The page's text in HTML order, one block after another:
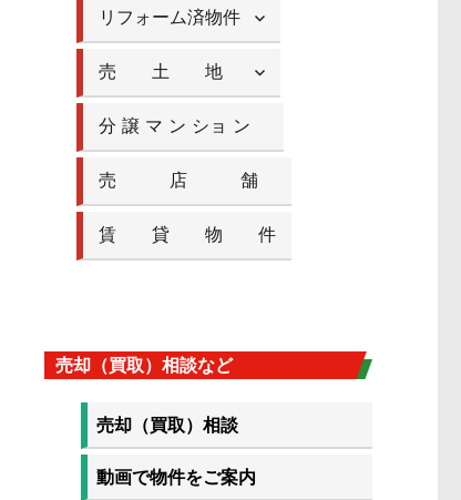
リフォーム済物件
売 土 地
分 譲 マ ン ショ ン
売 店 舗
賃 貸 物 件
売却（買取）相談など
売却（買取）相談
動画で物件をご案内